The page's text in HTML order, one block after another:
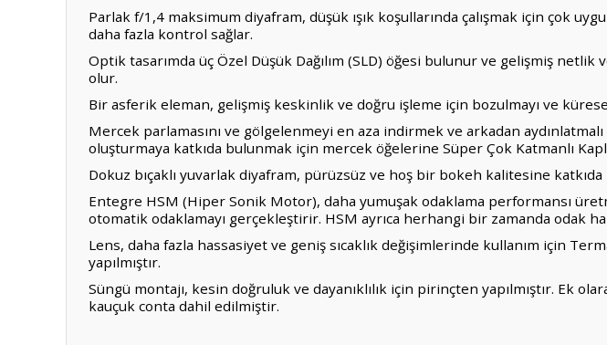
Parlak f/1,4 maksimum diyafram, düşük ışık koşullarında çalışmak için çok
daha fazla kontrol sağlar.
Optik tasarımda üç Özel Düşük Dağılım (SLD) öğesi bulunur ve gelişmiş
olur.
Bir asferik eleman, gelişmiş keskinlik ve doğru işleme için bozulmayı ve
Mercek parlamasını ve gölgelenmeyi en aza indirmek ve arkadan
oluşturmaya katkıda bulunmak için mercek öğelerine Süper Çok Katmanlı
Dokuz bıçaklı yuvarlak diyafram, pürüzsüz ve hoş bir bokeh kalitesine
Entegre HSM (Hiper Sonik Motor), daha yumuşak odaklama performansı
otomatik odaklamayı gerçekleştirir. HSM ayrıca herhangi bir zamanda odak
Lens, daha fazla hassasiyet ve geniş sıcaklık değişimlerinde kullanım için
yapılmıştır.
Süngü montajı, kesin doğruluk ve dayanıklılık için pirinçten yapılmıştır. Ek
kauçuk conta dahil edilmiştir.